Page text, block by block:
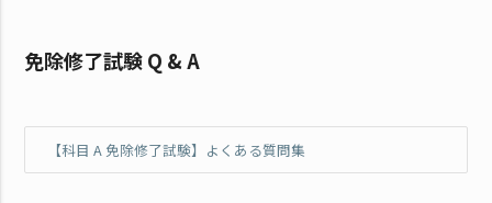
免除修了試験 Q & A
【科目 A 免除修了試験】よくある質問集